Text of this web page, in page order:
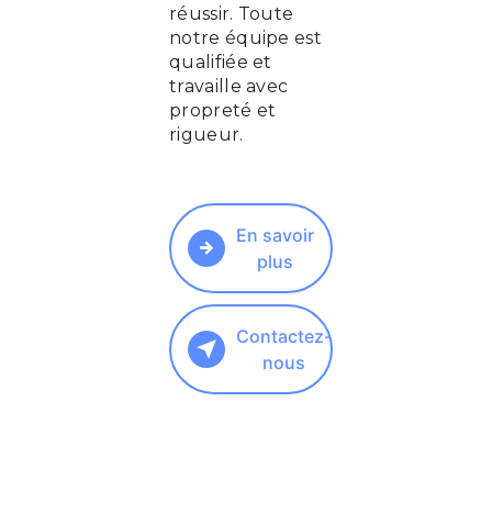
réussir. Toute
notre équipe est
qualifiée et
travaille avec
propreté et
rigueur.
En savoir
plus
Contactez-
nous